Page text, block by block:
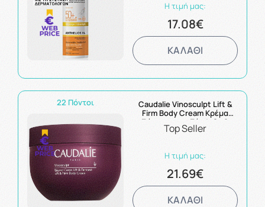
Η τιμή μας:
17.08€
ΚΑΛΑΘΙ
22 Πόντοι
Caudalie Vinosculpt Lift &
Firm Body Cream Κρέμα
Σώματος για Σύσφιξη &
Ανόρθωση 250ml
Top Seller
Η τιμή μας:
21.69€
ΚΑΛΑΘΙ